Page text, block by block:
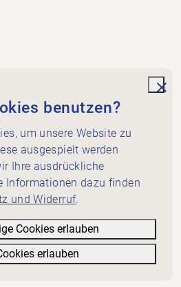
benutzen?
um unsere Website zu
ausgespielt werden
Ihre ausdrückliche
Informationen dazu finden
und Widerruf.
Cookies erlauben
erlauben